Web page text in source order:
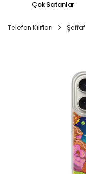
Çok Satanlar
Telefon Kılıfları Şeffaf